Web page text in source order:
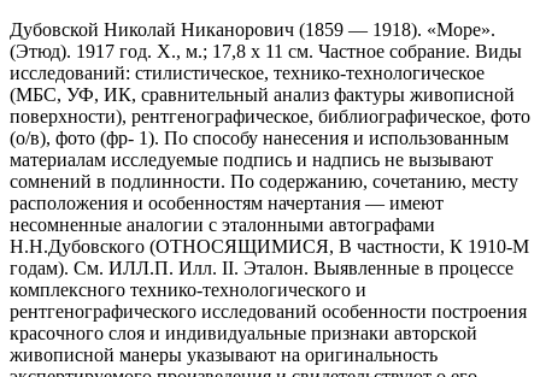
Дубовской Николай Никанорович (1859 — 1918). «Море».
(Этюд). 1917 год. X., м.; 17,8 х 11 см. Частное собрание. Виды
исследований: стилистическое, технико-технологическое
(МБС, УФ, ИК, сравнительный анализ фактуры живописной
поверхности), рентгенографическое, библиографическое, фото
(о/в), фото (фр- 1). По способу нанесения и использованным
материалам исследуемые подпись и надпись не вызывают
сомнений в подлинности. По содержанию, сочетанию, месту
расположения и особенностям начертания — имеют
несомненные аналогии с эталонными автографами
Н.Н.Дубовского (ОТНОСЯЩИМИСЯ, В частности, К 1910-М
годам). См. ИЛЛ.П. Илл. II. Эталон. Выявленные в процессе
комплексного технико-технологического и
рентгенографического исследований особенности построения
красочного слоя и индивидуальные признаки авторской
живописной манеры указывают на оригинальность